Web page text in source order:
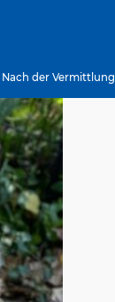
Nach der Vermittlung